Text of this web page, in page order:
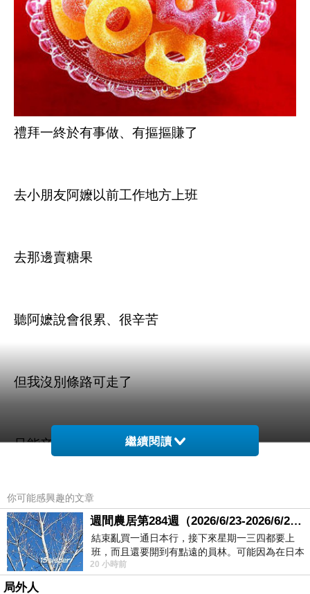
禮拜一終於有事做、有摳摳賺了
去小朋友阿嬤以前工作地方上班
去那邊賣糖果
聽阿嬷說會很累、很辛苦
但我沒別條路可走了
只能辛苦點 ...
老闆還跟我說除夕夜要做到很晚
聽了有點無奈
繼續閱讀
你可能感興趣的文章
週間農居第284週（2026/6/23-2026/6/24) 夏至 金黃稻浪洋溢豐收喜悅
結束亂買一通日本行，接下來星期一三四都要上
班，而且還要開到有點遠的員林。可能因為在日本
花不少錢，星期一出門上班時，心裡沒有一
20 小時前
局外人